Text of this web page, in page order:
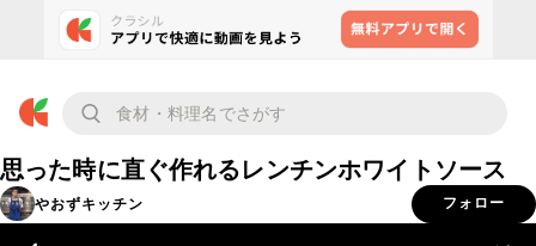
思った時に直ぐ作れるレンチンホワイトソース
やおずキッチン フォロー